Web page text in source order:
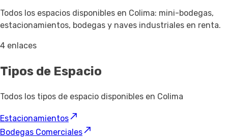
Todos los espacios disponibles en Colima: mini-bodegas,
estacionamientos, bodegas y naves industriales en renta.
4 enlaces
Tipos de Espacio
Todos los tipos de espacio disponibles en Colima
Estacionamientos
Bodegas Comerciales